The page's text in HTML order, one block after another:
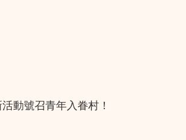
動號召青年入眷村！